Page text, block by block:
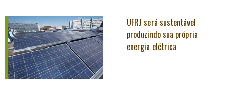
UFRJ será sustentável
produzindo sua própria
energia elétrica